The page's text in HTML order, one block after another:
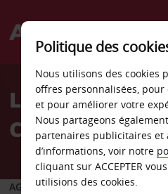
Welcome
AvisLocation de
Concord
AGENCE DE DÉPART
Politique des
Nous utilisons des cookies
offres personnalisées,
et pour améliorer votre
Nous partageons
partenaires publicitaires et
d’informations, voir notre
cliquant sur ACCEPTER
utilisions des cookies.